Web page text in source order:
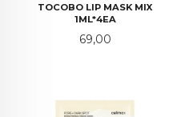
TOCOBO LIP MASK MIX
1ML*4EA
Pris
69,00